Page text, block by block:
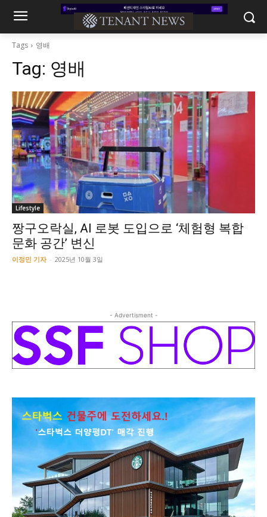
Tags 영배
Tag: 영배
Lifestyle
짱구오락실, AI 로봇 도입으로 ‘체험형 복합
문화 공간’ 변신
이정민 기자 - 2025년 10월 3일
- Advertisment -